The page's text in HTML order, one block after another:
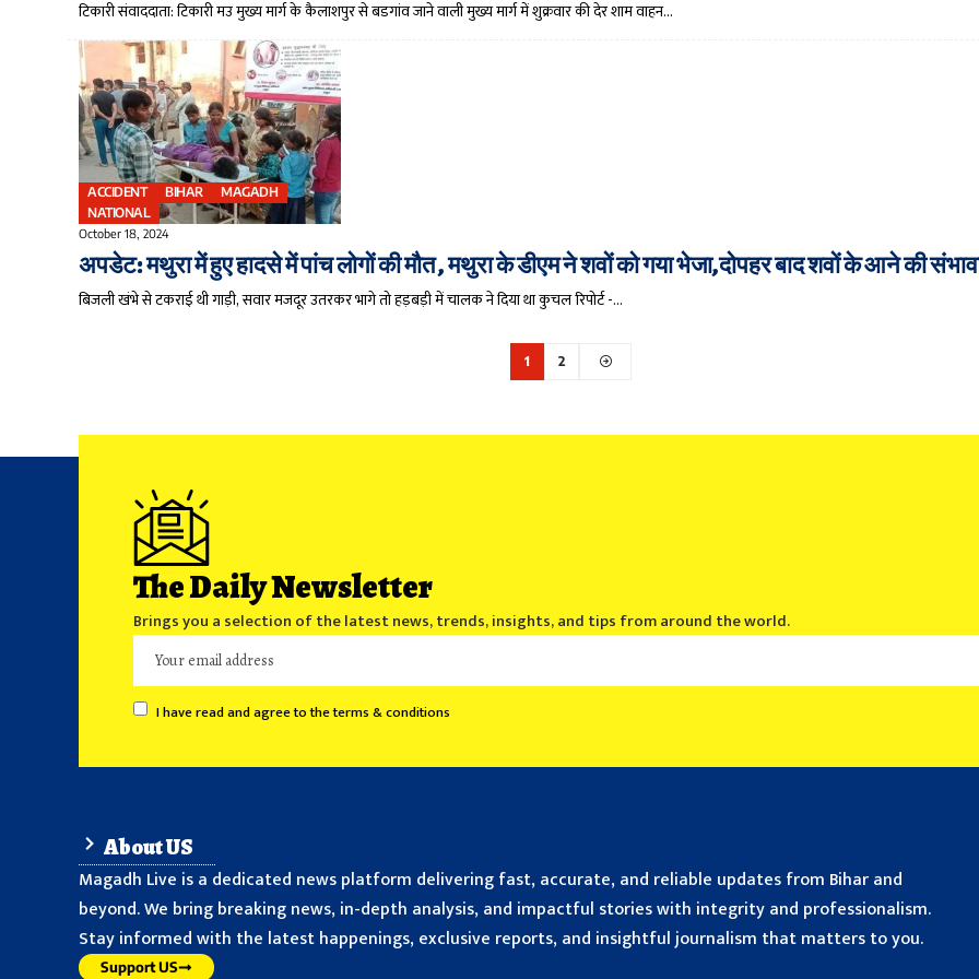
टिकारी संवाददाता: टिकारी मउ मुख्य मार्ग के कैलाशपुर से बडगांव जाने वाली मुख्य मार्ग में शुक्रवार की देर शाम वाहन…
ACCIDENT BIHAR
MAGADH
NATIONAL
October 18, 2024
अपडेट: मथुरा में हुए हादसे में पांच लोगों की मौत , मथुरा के डीएम ने शवों को गया भेजा,दोपहर बाद शवों के आने की
बिजली खंभे से टकराई थी गाड़ी, सवार मजदूर उतरकर भागे तो हड़बड़ी में चालक ने दिया था कुचल रिपोर्ट -…
1 2
The Daily Newsletter
Brings you a selection of the latest news, trends, insights, and tips from around the world.
I have read and agree to the terms & conditions
About US
Magadh Live is a dedicated news platform delivering fast, accurate, and reliable updates from Bihar and
beyond. We bring breaking news, in-depth analysis, and impactful stories with integrity and professionalism.
Stay informed with the latest happenings, exclusive reports, and insightful journalism that matters to you.
Support US